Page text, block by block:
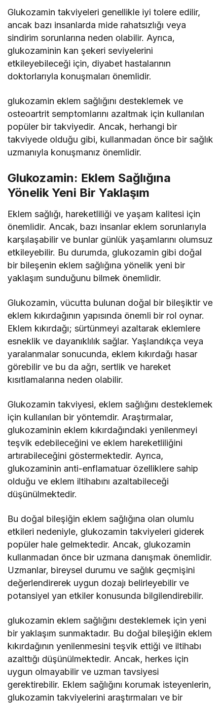
Glukozamin takviyeleri genellikle iyi tolere edilir,
ancak bazı insanlarda mide rahatsızlığı veya
sindirim sorunlarına neden olabilir. Ayrıca,
glukozaminin kan şekeri seviyelerini
etkileyebileceği için, diyabet hastalarının
doktorlarıyla konuşmaları önemlidir.
glukozamin eklem sağlığını desteklemek ve
osteoartrit semptomlarını azaltmak için kullanılan
popüler bir takviyedir. Ancak, herhangi bir
takviyede olduğu gibi, kullanmadan önce bir sağlık
uzmanıyla konuşmanız önemlidir.
Glukozamin: Eklem Sağlığına
Yönelik Yeni Bir Yaklaşım
Eklem sağlığı, hareketliliği ve yaşam kalitesi için
önemlidir. Ancak, bazı insanlar eklem sorunlarıyla
karşılaşabilir ve bunlar günlük yaşamlarını olumsuz
etkileyebilir. Bu durumda, glukozamin gibi doğal
bir bileşenin eklem sağlığına yönelik yeni bir
yaklaşım sunduğunu bilmek önemlidir.
Glukozamin, vücutta bulunan doğal bir bileşiktir ve
eklem kıkırdağının yapısında önemli bir rol oynar.
Eklem kıkırdağı; sürtünmeyi azaltarak eklemlere
esneklik ve dayanıklılık sağlar. Yaşlandıkça veya
yaralanmalar sonucunda, eklem kıkırdağı hasar
görebilir ve bu da ağrı, sertlik ve hareket
kısıtlamalarına neden olabilir.
Glukozamin takviyesi, eklem sağlığını desteklemek
için kullanılan bir yöntemdir. Araştırmalar,
glukozaminin eklem kıkırdağındaki yenilenmeyi
teşvik edebileceğini ve eklem hareketliliğini
artırabileceğini göstermektedir. Ayrıca,
glukozaminin anti-enflamatuar özelliklere sahip
olduğu ve eklem iltihabını azaltabileceği
düşünülmektedir.
Bu doğal bileşiğin eklem sağlığına olan olumlu
etkileri nedeniyle, glukozamin takviyeleri giderek
popüler hale gelmektedir. Ancak, glukozamin
kullanmadan önce bir uzmana danışmak önemlidir.
Uzmanlar, bireysel durumu ve sağlık geçmişini
değerlendirerek uygun dozajı belirleyebilir ve
potansiyel yan etkiler konusunda bilgilendirebilir.
glukozamin eklem sağlığını desteklemek için yeni
bir yaklaşım sunmaktadır. Bu doğal bileşiğin eklem
kıkırdağının yenilenmesini teşvik ettiği ve iltihabı
azalttığı düşünülmektedir. Ancak, herkes için
uygun olmayabilir ve uzman tavsiyesi
gerektirebilir. Eklem sağlığını korumak isteyenlerin,
glukozamin takviyelerini araştırmaları ve bir